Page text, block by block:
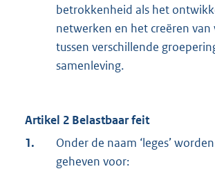
betrokkenheid als het
netwerken en het creëren van
tussen verschillende
samenleving.
Artikel 2 Belastbaar feit
1.
Onder de naam ‘leges’
geheven voor: